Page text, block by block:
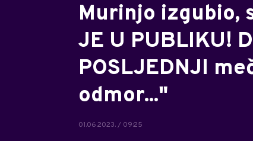
Murinjo izgubio,
JE U PUBLIKU!
POSLJEDNJI
odmor..."
01.06.2023. / 09:25